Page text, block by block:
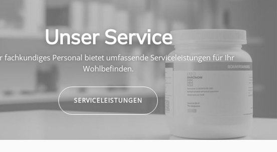
Unser Service
fachkundiges Personal bietet umfassende Serviceleistungen für Ihr
Wohlbefinden.
SERVICELEISTUNGEN